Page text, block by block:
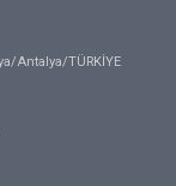
Antalya/TÜRKİYE